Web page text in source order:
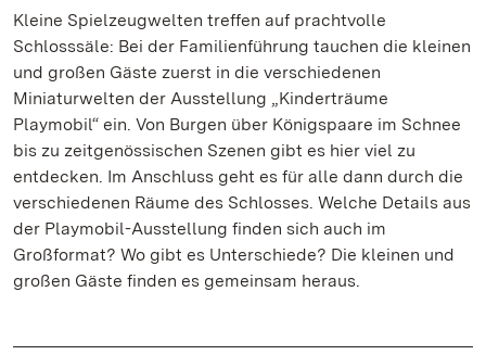
Kleine Spielzeugwelten treffen auf prachtvolle
Schlosssäle: Bei der Familienführung tauchen die kleinen
und großen Gäste zuerst in die verschiedenen
Miniaturwelten der Ausstellung „Kinderträume
Playmobil“ ein. Von Burgen über Königspaare im Schnee
bis zu zeitgenössischen Szenen gibt es hier viel zu
entdecken. Im Anschluss geht es für alle dann durch die
verschiedenen Räume des Schlosses. Welche Details aus
der Playmobil-Ausstellung finden sich auch im
Großformat? Wo gibt es Unterschiede? Die kleinen und
großen Gäste finden es gemeinsam heraus.